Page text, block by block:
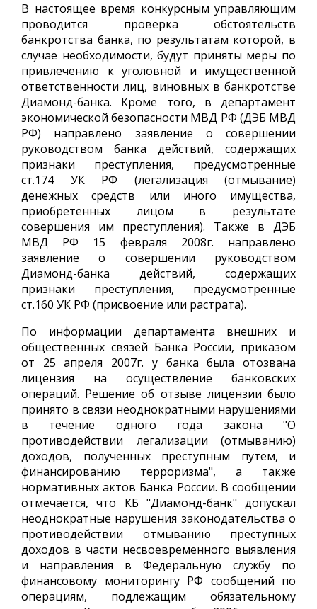
В настоящее время конкурсным управляющим
проводится проверка обстоятельств
банкротства банка, по результатам которой, в
случае необходимости, будут приняты меры по
привлечению к уголовной и имущественной
ответственности лиц, виновных в банкротстве
Диамонд-банка. Кроме того, в департамент
экономической безопасности МВД РФ (ДЭБ МВД
РФ) направлено заявление о совершении
руководством банка действий, содержащих
признаки преступления, предусмотренные
ст.174 УК РФ (легализация (отмывание)
денежных средств или иного имущества,
приобретенных лицом в результате
совершения им преступления). Также в ДЭБ
МВД РФ 15 февраля 2008г. направлено
заявление о совершении руководством
Диамонд-банка действий, содержащих
признаки преступления, предусмотренные
ст.160 УК РФ (присвоение или растрата).
По информации департамента внешних и
общественных связей Банка России, приказом
от 25 апреля 2007г. у банка была отозвана
лицензия на осуществление банковских
операций. Решение об отзыве лицензии было
принято в связи неоднократными нарушениями
в течение одного года закона "О
противодействии легализации (отмыванию)
доходов, полученных преступным путем, и
финансированию терроризма", а также
нормативных актов Банка России. В сообщении
отмечается, что КБ "Диамонд-банк" допускал
неоднократные нарушения законодательства о
противодействии отмыванию преступных
доходов в части несвоевременного выявления
и направления в Федеральную службу по
финансовому мониторингу РФ сообщений по
операциям, подлежащим обязательному